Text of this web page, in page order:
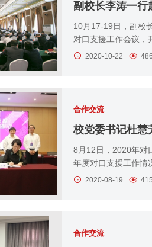
副校长李涛一行
10月17-19日，副校
对口支援工作会议，
2020-10-22
合作交流
8月12日，2020年对
年度对口支援工作情
2020-08-19
合作交流